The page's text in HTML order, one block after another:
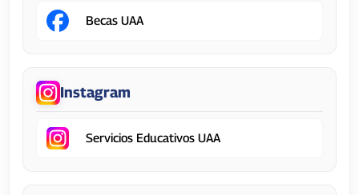
Becas UAA
Instagram
Servicios Educativos UAA